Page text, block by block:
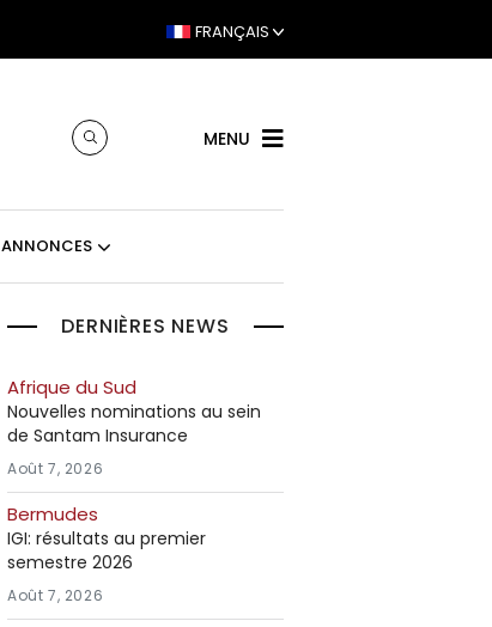
FRANÇAIS
MENU
ANNONCES
DERNIÈRES NEWS
Afrique du Sud
Nouvelles nominations au sein
de Santam Insurance
Août 7, 2026
Bermudes
IGI: résultats au premier
semestre 2026
Août 7, 2026